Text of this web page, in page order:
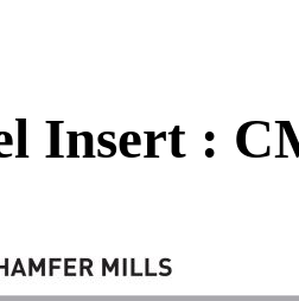
Insert :